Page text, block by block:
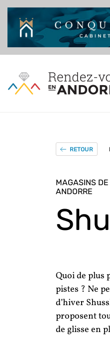
RETOUR
MAGASINS
ANDORRE
Quoi de plus
pistes ? Ne
d’hiver
proposent
de glisse en